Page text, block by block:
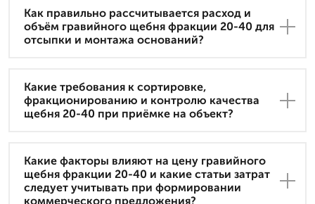
Как правильно рассчитывается расход и
объём гравийного щебня фракции 20-40 для
отсыпки и монтажа оснований?
Какие требования к сортировке,
фракционированию и контролю качества
щебня 20-40 при приёмке на объект?
Какие факторы влияют на цену гравийного
щебня фракции 20-40 и какие статьи затрат
следует учитывать при формировании
коммерческого предложения?